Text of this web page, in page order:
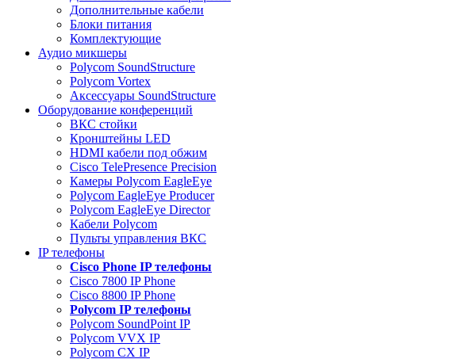
Дополнительные кабели
Блоки питания
Комплектующие
Аудио микшеры
Polycom SoundStructure
Polycom Vortex
Аксессуары SoundStructure
Оборудование конференций
ВКС стойки
Кронштейны LED
HDMI кабели под обжим
Cisco TelePresence Precision
Камеры Polycom EagleEye
Polycom EagleEye Producer
Polycom EagleEye Director
Кабели Polycom
Пульты управления ВКС
IP телефоны
Сisco Phone IP телефоны
Cisco 7800 IP Phone
Cisco 8800 IP Phone
Polycom IP телефоны
Polycom SoundPoint IP
Polycom VVX IP
Polycom CX IP